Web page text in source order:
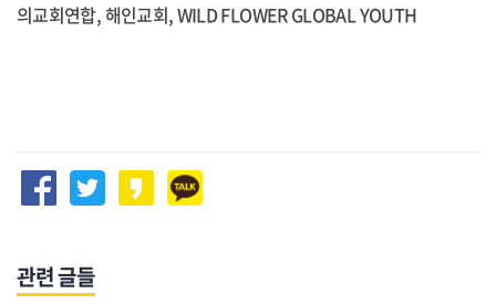
의교회연합, 해인교회, WILD FLOWER GLOBAL YOUTH
관련 글들